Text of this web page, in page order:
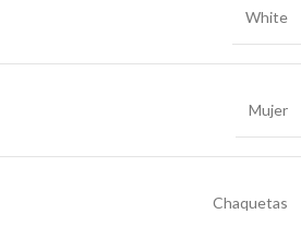
White
Mujer
Chaquetas